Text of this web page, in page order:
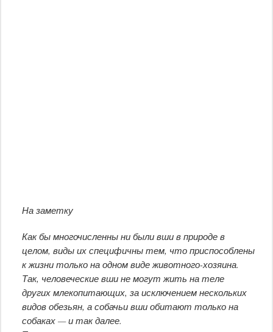
На заметку
Как бы многочисленны ни были вши в природе в
целом, виды их специфичны тем, что приспособлены
к жизни только на одном виде животного-хозяина.
Так, человеческие вши не могут жить на теле
других млекопитающих, за исключением нескольких
видов обезьян, а собачьи вши обитают только на
собаках — и так далее.